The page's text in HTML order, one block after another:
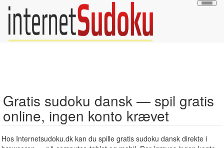
Gratis sudoku dansk — spil gratis
online, ingen konto krævet
Hos Internetsudoku.dk kan du spille gratis sudoku dansk direkte i